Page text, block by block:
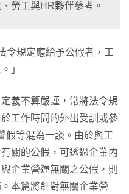
勞工與HR夥伴參考。
令規定應給予公假者，工
」
義不算嚴謹，常將法令規
工作時間的外出受訓或參
假等混為一談。由於與工
關的公假，可透過企業內
企業營運無關之公假，則
本篇將針對無關企業營